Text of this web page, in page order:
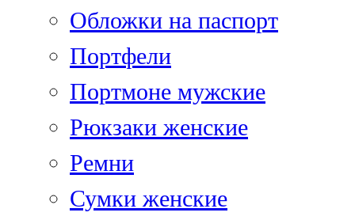
Обложки на паспорт
Портфели
Портмоне мужские
Рюкзаки женские
Ремни
Сумки женские